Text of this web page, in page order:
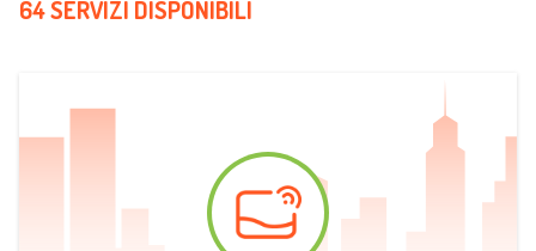
64 SERVIZI DISPONIBILI